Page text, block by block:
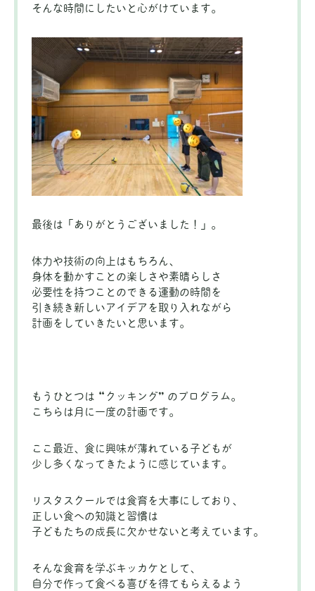
そんな時間にしたいと心がけています。
最後は「ありがとうございました！」。
体力や技術の向上はもちろん、
身体を動かすことの楽しさや素晴らしさ
必要性を持つことのできる運動の時間を
引き続き新しいアイデアを取り入れながら
計画をしていきたいと思います。
もうひとつは “クッキング” のプログラム。
こちらは月に一度の計画です。
ここ最近、食に興味が薄れている子どもが
少し多くなってきたように感じています。
リスタスクールでは食育を大事にしており、
正しい食への知識と習慣は
子どもたちの成長に欠かせないと考えています。
そんな食育を学ぶキッカケとして、
自分で作って食べる喜びを得てもらえるよう